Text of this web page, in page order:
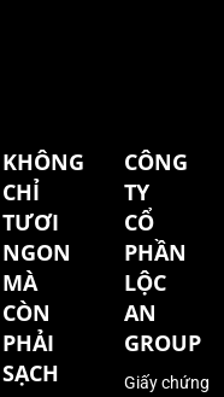
KHÔNG
CHỈ
TƯƠI
NGON
MÀ
CÒN
PHẢI
SẠCH
CÔNG
TY
CỔ
PHẦN
LỘC
AN
GROUP
Giấy chứng